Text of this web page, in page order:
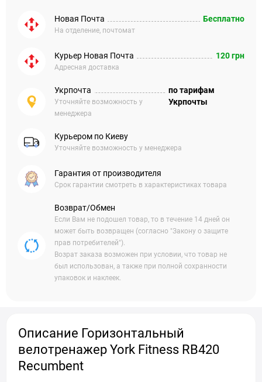
Новая Почта
На отделение, почтомат
Бесплатно
Курьер Новая Почта
Адресная доставка
120 грн
Укрпочта
Уточняйте возможность у
менеджера
по тарифам
Укрпочты
Курьером по Киеву
Уточняйте возможность у менеджера
Гарантия от производителя
Срок гарантии смотреть в характеристиках товара
Возврат/Обмен
Если Вам не подошел товар, то в течение 14 дней он
может быть возвращен (согласно "Закону о защите
прав потребителей").
Возрат заказа возможен при условии, что товар не
был использован, а также при полной сохранности
упаковок и наклеек.
Описание Горизонтальный
велотренажер York Fitness RB420
Recumbent